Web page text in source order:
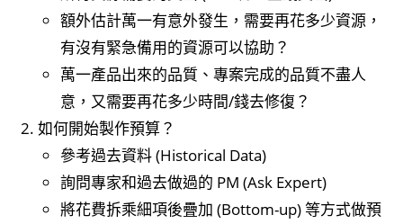
額外估計萬一有意外發生，需要再花多少資源，
有沒有緊急備用的資源可以協助？
萬一產品出來的品質、專案完成的品質不盡人
意，又需要再花多少時間/錢去修復？
如何開始製作預算？
參考過去資料 (Historical Data)
詢問專家和過去做過的 PM (Ask Expert)
將花費拆乘細項後疊加 (Bottom-up) 等方式做預